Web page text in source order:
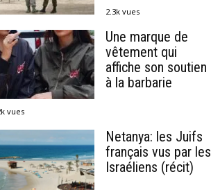
2.3k vues
Une marque de
vêtement qui
affiche son soutien
à la barbarie
vues
Netanya: les Juifs
français vus par les
Israéliens (récit)